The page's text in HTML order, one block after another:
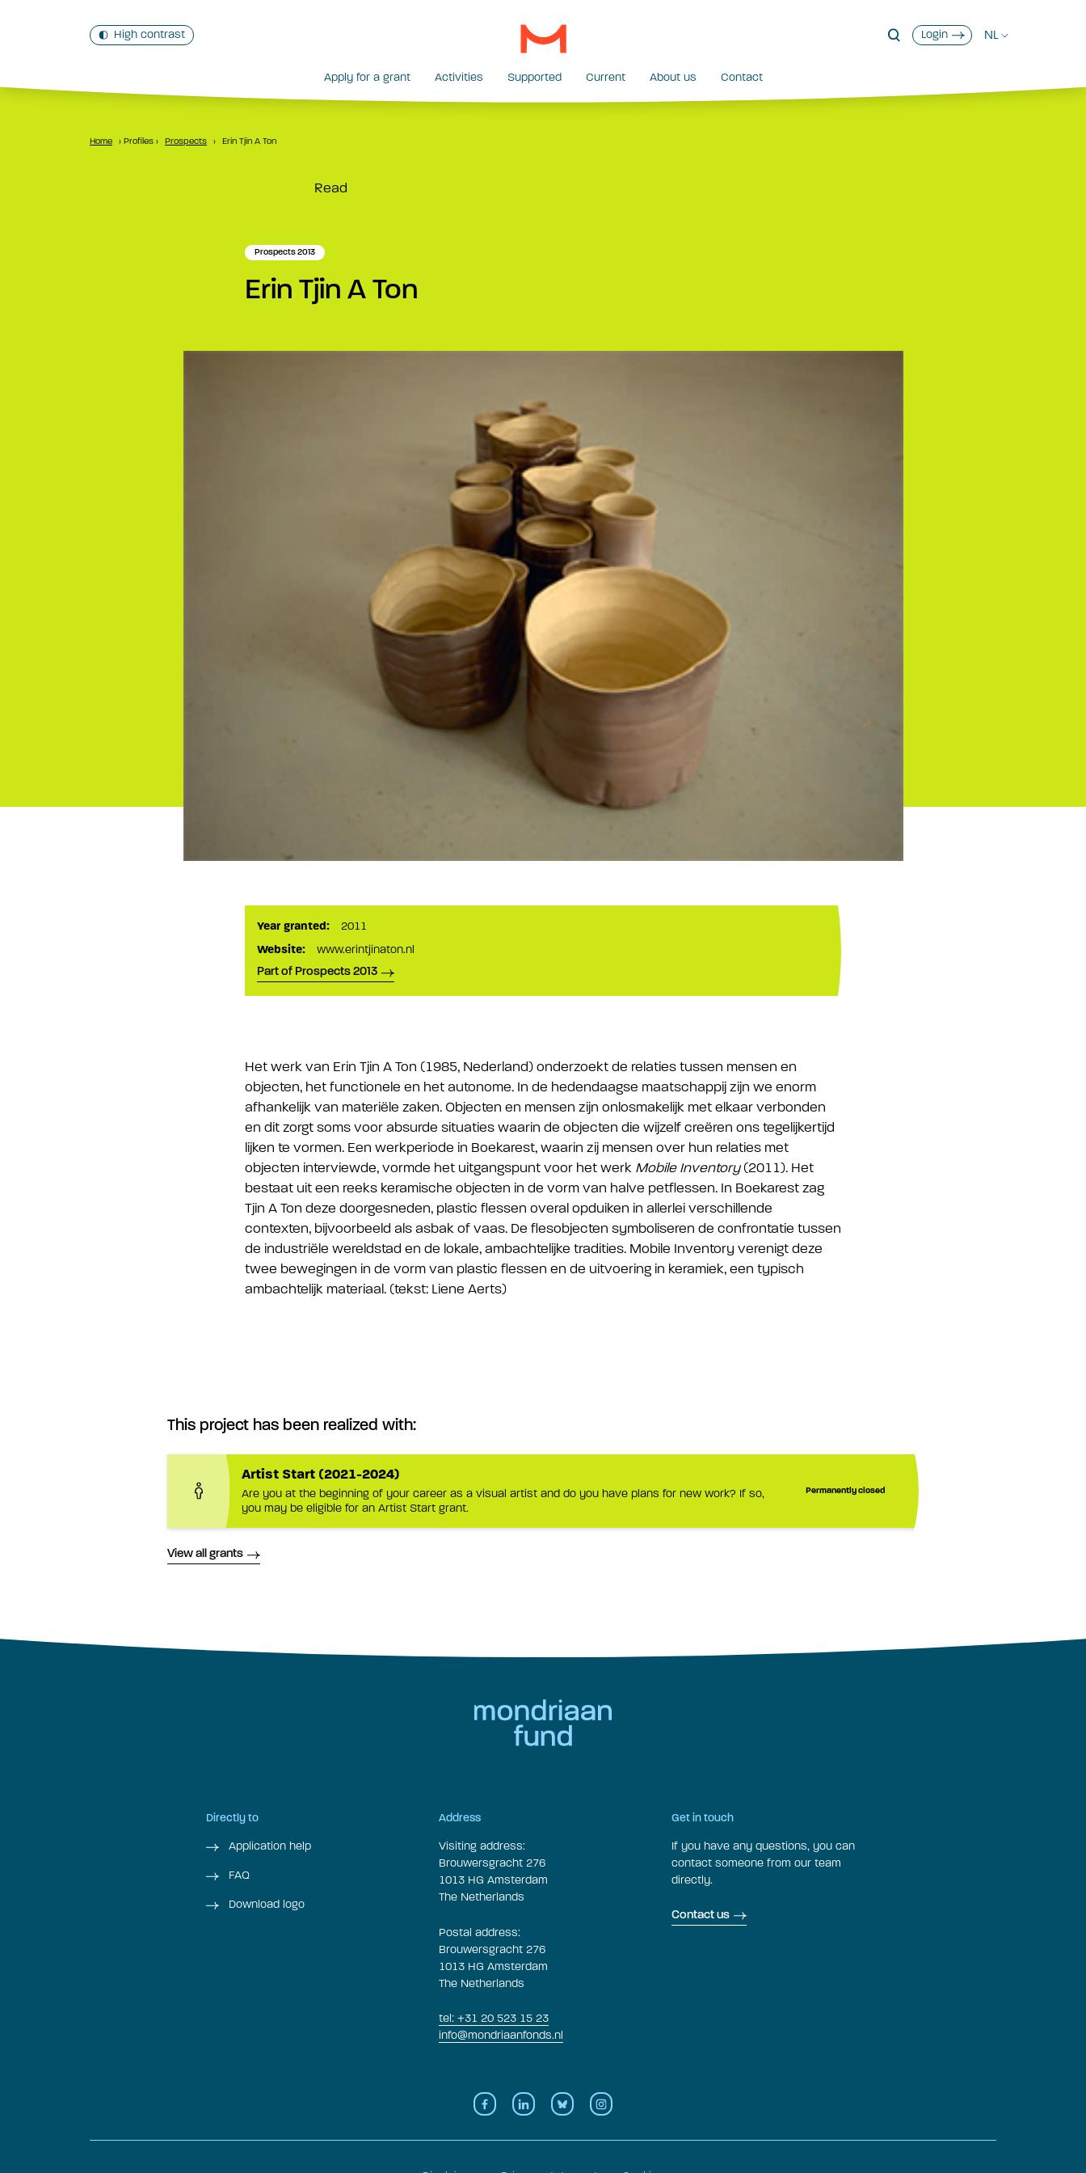
High contrast Login NL
Apply for a grant Activities Supported Current About us Contact
Home › Profiles › Prospects › Erin Tjin A Ton
Read
Prospects 2013
Erin Tjin A Ton
Year granted:
2011
Website:
www.erintjinaton.nl
Part of Prospects 2013
Het werk van Erin Tjin A Ton (1985, Nederland) onderzoekt de relaties tussen mensen en
objecten, het functionele en het autonome. In de hedendaagse maatschappij zijn we enorm
afhankelijk van materiële zaken. Objecten en mensen zijn onlosmakelijk met elkaar verbonden
en dit zorgt soms voor absurde situaties waarin de objecten die wijzelf creëren ons tegelijkertijd
lijken te vormen. Een werkperiode in Boekarest, waarin zij mensen over hun relaties met
objecten interviewde, vormde het uitgangspunt voor het werk Mobile Inventory(2011). Het
bestaat uit een reeks keramische objecten in de vorm van halve petflessen. In Boekarest zag
Tjin A Ton deze doorgesneden, plastic flessen overal opduiken in allerlei verschillende
contexten, bijvoorbeeld als asbak of vaas. De flesobjecten symboliseren de confrontatie tussen
de industriële wereldstad en de lokale, ambachtelijke tradities. Mobile Inventory verenigt deze
twee bewegingen in de vorm van plastic flessen en de uitvoering in keramiek, een typisch
ambachtelijk materiaal. (tekst: Liene Aerts)
This project has been realized with:
Artist Start (2021-2024)
Are you at the beginning of your career as a visual artist and do you have plans for new work? If so,
you may be eligible for an Artist Start grant.
Permanently closed
View all grants
Directly to
Application help
FAQ
Download logo
Address
Visiting address:
Brouwersgracht 276
1013 HG Amsterdam
The Netherlands
Postal address:
Brouwersgracht 276
1013 HG Amsterdam
The Netherlands
tel: +31 20 523 15 23
info@mondriaanfonds.nl
Get in touch
If you have any questions, you can
contact someone from our team
directly.
Contact us